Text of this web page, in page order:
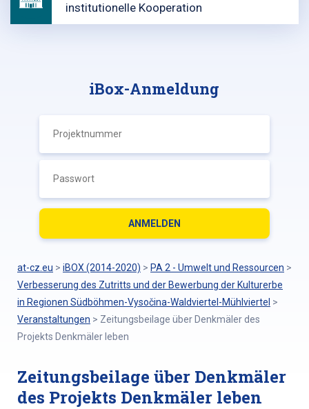
institutionelle Kooperation
iBox-Anmeldung
at-cz.eu > iBOX (2014-2020) > PA 2 - Umwelt und Ressourcen >
Verbesserung des Zutritts und der Bewerbung der Kulturerbe
in Regionen Südböhmen-Vysočina-Waldviertel-Mühlviertel >
Veranstaltungen > Zeitungsbeilage über Denkmäler des
Projekts Denkmäler leben
Zeitungsbeilage über Denkmäler
des Projekts Denkmäler leben